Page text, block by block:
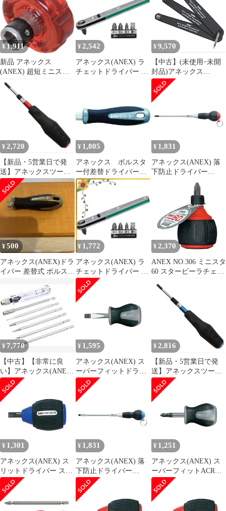
ビスへの食いつきがよ
い】貫通ドライバーセ
¥1,911
新品 アネックス
(ANEX) 超短ミニスタ
ービー差替ハンドル
60-TH
¥ 2,542
アネックス(ANEX) ラ
チェットドライバー 超
【狭いところに入り込
む板型】 プラス マイナ
¥ 9,570
【中古】(未使用･未開
封品)アネックス
(ANEX) ドライバー オ
フセット スリム(極薄)
3本組 No.6102-T
¥ 2,720
【新品・5営業日で発
送】アネックスツール
アネックス（兼古製作
所） ビスブレーカー
ドライバー ＋１×７５
3960-1-75 2759390
¥ 1,805
アネックス ボルスタ
ー付差替ドライバーハ
ンドル
¥ 1,831
アネックス(ANEX) 落
下防止ドライバー
+2×150 No.1775
¥500
アネックス(ANEX)ドラ
イバー 差替式 ボルスタ
¥ 1,772
アネックス(ANEX) ラ
チェットドライバー 超
薄型ヘッドオフセット
タイプ ストレート型 ビ
ット5本組 No.425-5B
【狭いところに入り込
む板型】 プラス マイナ
¥ 2,370
ANEX NO.306 ミニスタ
60 スタービーラチェッ
工具 ツール DIY
¥ 7,770
【中古】【非常に良
い】アネックス(ANEX)
検電ドライバーセット
低圧 ブリスターパック
6本組 No.1095-L
¥ 1,595
アネックス(ANEX) ス
ーパーフィットドライ
バー スタービータイプ
-6×35 No.1560
¥ 2,816
【新品・5営業日で発
送】アネックスツール
アネックス（兼古製作
所） ビスブレーカー
ドライバー －６×１０
０ 3960-6-100 2759381
¥ 1,301
アネックス(ANEX) ス
リットドライバー スタ
ービータイプ -6×15
No.7020
¥ 1,831
アネックス(ANEX) 落
下防止ドライバー
-6×150 No.1775
¥ 1,251
アネックス(ANEX) ス
ーパーフィットACRド
ライバー スタービータ
イプ +2×35 No.1560